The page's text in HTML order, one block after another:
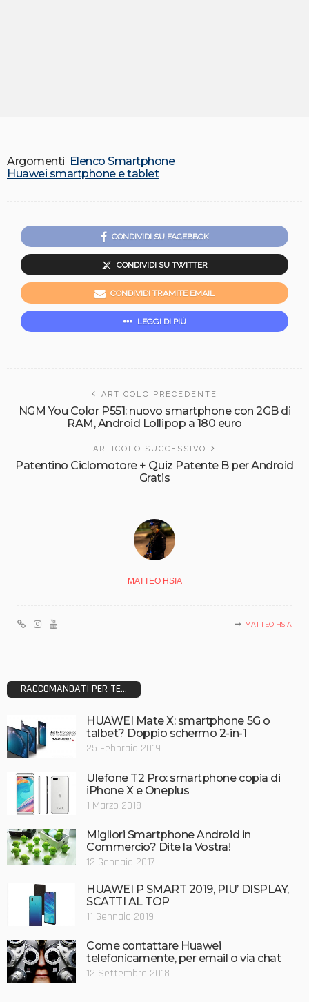
Argomenti Elenco Smartphone
Huawei smartphone e tablet
CONDIVIDI SU FACEBBOK
CONDIVIDI SU TWITTER
CONDIVIDI TRAMITE EMAIL
LEGGI DI PIÙ
ARTICOLO PRECEDENTE
NGM You Color P551: nuovo smartphone con 2GB di
RAM, Android Lollipop a 180 euro
ARTICOLO SUCCESSIVO
Patentino Ciclomotore + Quiz Patente B per Android
Gratis
MATTEO HSIA
MATTEO HSIA
RACCOMANDATI PER TE...
HUAWEI Mate X: smartphone 5G o
talbet? Doppio schermo 2-in-1
25 Febbraio 2019
Ulefone T2 Pro: smartphone copia di
iPhone X e Oneplus
1 Marzo 2018
Migliori Smartphone Android in
Commercio? Dite la Vostra!
12 Gennaio 2017
HUAWEI P SMART 2019, PIU’ DISPLAY,
SCATTI AL TOP
11 Gennaio 2019
Come contattare Huawei
telefonicamente, per email o via chat
12 Settembre 2018